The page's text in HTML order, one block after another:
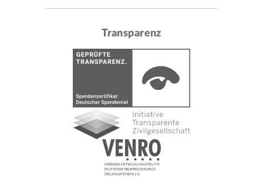
Transparenz